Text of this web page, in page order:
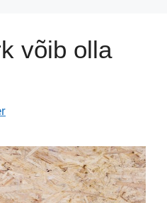
võib olla